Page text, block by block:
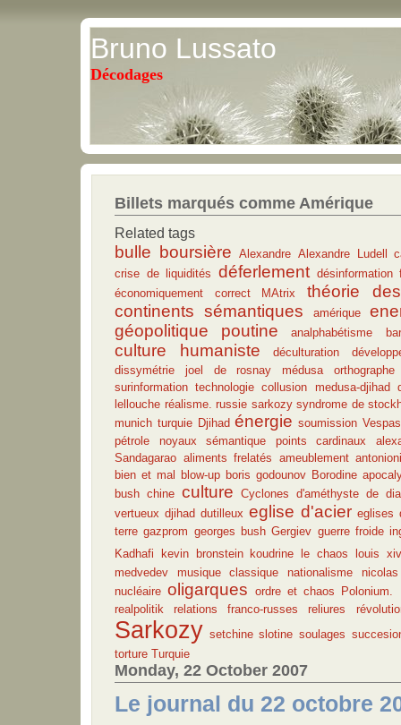
Bruno Lussato
Décodages
Billets marqués comme Amérique
Related tags
bulle boursière Alexandre Alexandre Ludell
crise de liquidités déferlement désinformation
économiquement correct
MAtrix
théorie
continents sémantiques
amérique
géopolitique
poutine analphabétisme
culture humaniste déculturation
dissymétrie
joel de rosnay médusa
orthographe
surinformation technologie collusion medusa-djihad
lellouche réalisme. russie sarkozy syndrome de
munich turquie Djihad énergie soumission
pétrole
noyaux sémantique points cardinaux
Sandagarao aliments frelatés ameublement
bien et mal
blow-up boris godounov Borodine
bush chine culture Cyclones d'améthyste de
vertueux djihad dutilleux eglise d'acier eglises
terre gazprom georges bush Gergiev guerre froide
Kadhafi
kevin bronstein koudrine le chaos
louis xiv
medvedev
musique classique nationalisme
nucléaire oligarques ordre et chaos
Polonium.
realpolitik
relations franco-russes reliures
Sarkozy setchine slotine soulages
torture Turquie
Monday, 22 October 2007
Le journal du 22 octobre